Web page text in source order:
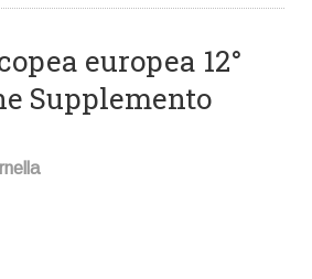
europea 12°
Supplemento